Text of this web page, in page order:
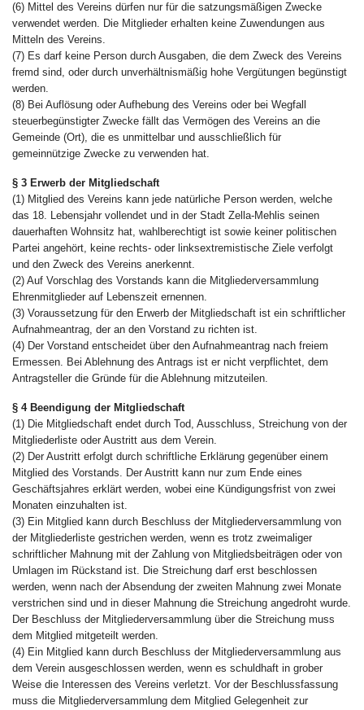
(6) Mittel des Vereins dürfen nur für die satzungsmäßigen Zwecke
verwendet werden. Die Mitglieder erhalten keine Zuwendungen aus
Mitteln des Vereins.
(7) Es darf keine Person durch Ausgaben, die dem Zweck des Vereins
fremd sind, oder durch unverhältnismäßig hohe Vergütungen begünstigt
werden.
(8) Bei Auflösung oder Aufhebung des Vereins oder bei Wegfall
steuerbegünstigter Zwecke fällt das Vermögen des Vereins an die
Gemeinde (Ort), die es unmittelbar und ausschließlich für
gemeinnützige Zwecke zu verwenden hat.
§ 3 Erwerb der Mitgliedschaft
(1) Mitglied des Vereins kann jede natürliche Person werden, welche
das 18. Lebensjahr vollendet und in der Stadt Zella-Mehlis seinen
dauerhaften Wohnsitz hat, wahlberechtigt ist sowie keiner politischen
Partei angehört, keine rechts- oder linksextremistische Ziele verfolgt
und den Zweck des Vereins anerkennt.
(2) Auf Vorschlag des Vorstands kann die Mitgliederversammlung
Ehrenmitglieder auf Lebenszeit ernennen.
(3) Voraussetzung für den Erwerb der Mitgliedschaft ist ein schriftlicher
Aufnahmeantrag, der an den Vorstand zu richten ist.
(4) Der Vorstand entscheidet über den Aufnahmeantrag nach freiem
Ermessen. Bei Ablehnung des Antrags ist er nicht verpflichtet, dem
Antragsteller die Gründe für die Ablehnung mitzuteilen.
§ 4 Beendigung der Mitgliedschaft
(1) Die Mitgliedschaft endet durch Tod, Ausschluss, Streichung von der
Mitgliederliste oder Austritt aus dem Verein.
(2) Der Austritt erfolgt durch schriftliche Erklärung gegenüber einem
Mitglied des Vorstands. Der Austritt kann nur zum Ende eines
Geschäftsjahres erklärt werden, wobei eine Kündigungsfrist von zwei
Monaten einzuhalten ist.
(3) Ein Mitglied kann durch Beschluss der Mitgliederversammlung von
der Mitgliederliste gestrichen werden, wenn es trotz zweimaliger
schriftlicher Mahnung mit der Zahlung von Mitgliedsbeiträgen oder von
Umlagen im Rückstand ist. Die Streichung darf erst beschlossen
werden, wenn nach der Absendung der zweiten Mahnung zwei Monate
verstrichen sind und in dieser Mahnung die Streichung angedroht wurde.
Der Beschluss der Mitgliederversammlung über die Streichung muss
dem Mitglied mitgeteilt werden.
(4) Ein Mitglied kann durch Beschluss der Mitgliederversammlung aus
dem Verein ausgeschlossen werden, wenn es schuldhaft in grober
Weise die Interessen des Vereins verletzt. Vor der Beschlussfassung
muss die Mitgliederversammlung dem Mitglied Gelegenheit zur